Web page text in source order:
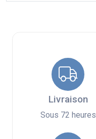
Livraison
Sous 72 heures